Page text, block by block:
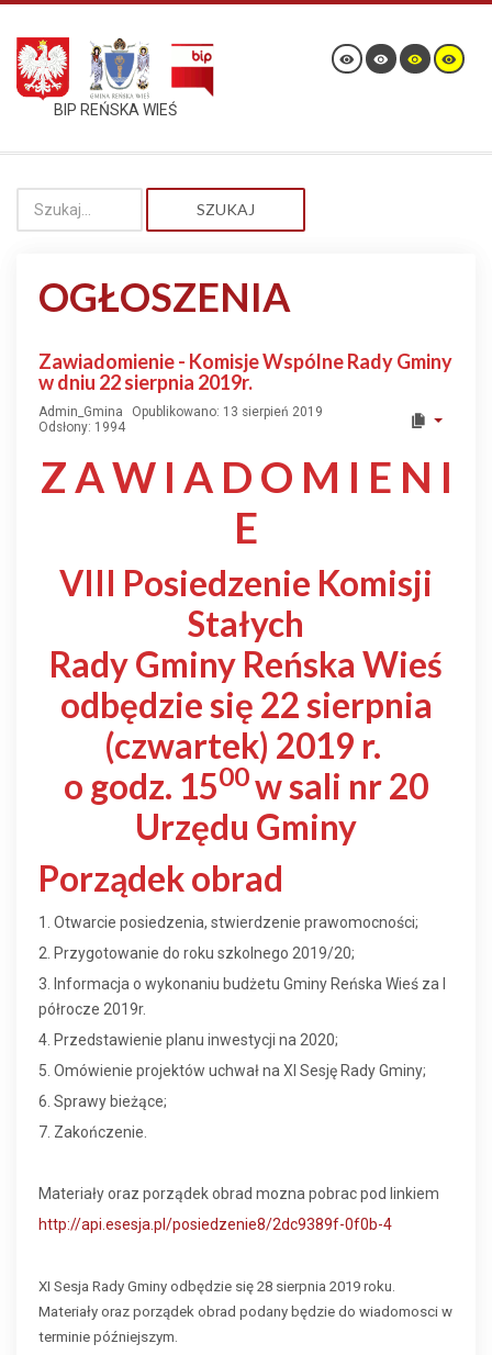
BIP REŃSKA WIEŚ
SZUKAJ
OGŁOSZENIA
Zawiadomienie - Komisje Wspólne Rady Gminy
w dniu 22 sierpnia 2019r.
Admin_Gmina
Opublikowano: 13 sierpień 2019
Odsłony: 1994
Z A W I A D O M I E N I
E
VIII Posiedzenie Komisji
Stałych
Rady Gminy Reńska Wieś
odbędzie się 22 sierpnia
(czwartek) 2019 r.
o godz. 1500w sali nr 20
Urzędu Gminy
Porządek obrad
1. Otwarcie posiedzenia, stwierdzenie prawomocności;
2. Przygotowanie do roku szkolnego 2019/20;
3. Informacja o wykonaniu budżetu Gminy Reńska Wieś za I
półrocze 2019r.
4. Przedstawienie planu inwestycji na 2020;
5. Omówienie projektów uchwał na XI Sesję Rady Gminy;
6. Sprawy bieżące;
7. Zakończenie.
Materiały oraz porządek obrad mozna pobrac pod linkiem
http://api.esesja.pl/posiedzenie8/2dc9389f-0f0b-4
XI Sesja Rady Gminy odbędzie się 28 sierpnia 2019 roku.
Materiały oraz porządek obrad podany będzie do wiadomosci w
terminie późniejszym.